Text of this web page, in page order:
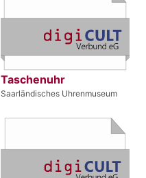
Taschenuhr
Saarländisches Uhrenmuseum